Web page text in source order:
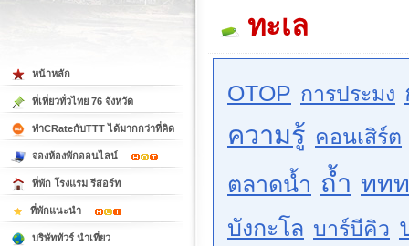
ทะเล
OTOP การประมง
ความรู้ คอนเสิร์ต
ตลาดน้ำ ถ้ำ ทท
บังกะโล บาร์บีคิว
หน้าหลัก
ที่เที่ยวทั่วไทย 76 จังหวัด
ทำCRateกับTTT ได้มากกว่าที่คิด
จองห้องพักออนไลน์
ที่พัก โรงแรม รีสอร์ท
ที่พักแนะนำ
บริษัททัวร์ นำเที่ยว